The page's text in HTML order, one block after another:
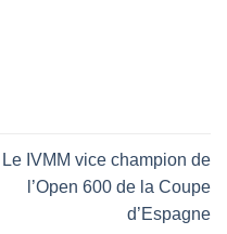
Le IVMM vice champion de
l’Open 600 de la Coupe
d’Espagne